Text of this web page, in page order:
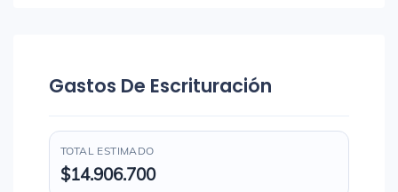
Gastos De Escrituración
TOTAL ESTIMADO
$14.906.700